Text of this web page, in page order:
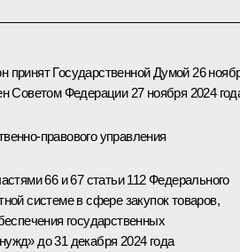
принят Государственной Думой 26
Советом Федерации 27 ноября 2024
правового управления
66 и 67 статьи 112 Федерального
системе в сфере закупок товаров,
государственных
до 31 декабря 2024 года